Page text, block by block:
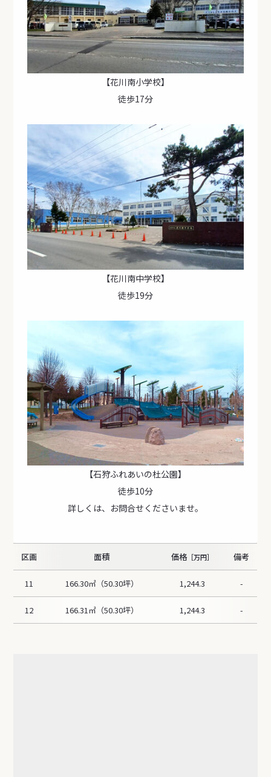
【花川南小学校】
徒歩17分
【花川南中学校】
徒歩19分
【石狩ふれあいの杜公園】
徒歩10分
詳しくは、お問合せくださいませ。
区画 面積 価格［万円］ 備考
11 166.30㎡（50.30坪） 1,244.3 -
12 166.31㎡（50.30坪） 1,244.3 -